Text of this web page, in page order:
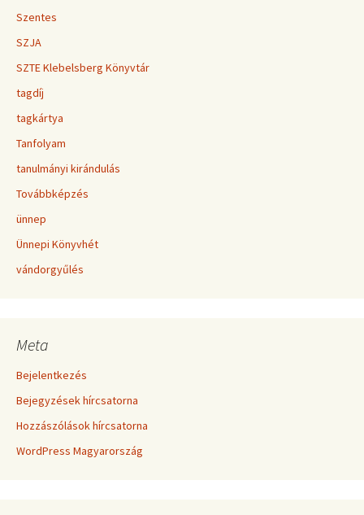
Szentes
SZJA
SZTE Klebelsberg Könyvtár
tagdíj
tagkártya
Tanfolyam
tanulmányi kirándulás
Továbbképzés
ünnep
Ünnepi Könyvhét
vándorgyűlés
Meta
Bejelentkezés
Bejegyzések hírcsatorna
Hozzászólások hírcsatorna
WordPress Magyarország